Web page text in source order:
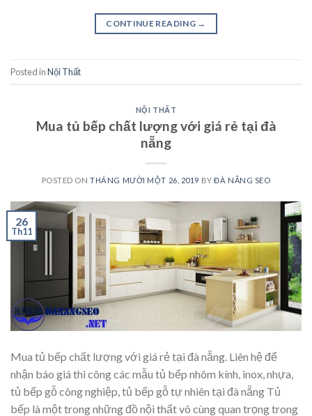
CONTINUE READING →
Posted inNội Thất
NỘI THẤT
Mua tủ bếp chất lượng với giá rẻ tại đà
nẵng
POSTED ONTHÁNG MƯỜI MỘT 26, 2019 BYĐÀ NẴNG SEO
26
Th11
Mua tủ bếp chất lượng với giá rẻ tại đà nẵng. Liên hệ để
nhận báo giá thi công các mẫu tủ bếp nhôm kính, inox, nhựa,
tủ bếp gỗ công nghiệp, tủ bếp gỗ tự nhiên tại đà nẵng Tủ
bếp là một trong những đồ nội thất vô cùng quan trọng trong